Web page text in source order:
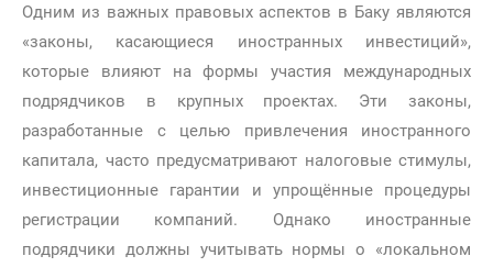
Одним из важных правовых аспектов в Баку являются
«законы, касающиеся иностранных инвестиций»,
которые влияют на формы участия международных
подрядчиков в крупных проектах. Эти законы,
разработанные с целью привлечения иностранного
капитала, часто предусматривают налоговые стимулы,
инвестиционные гарантии и упрощённые процедуры
регистрации компаний. Однако иностранные
подрядчики должны учитывать нормы о «локальном